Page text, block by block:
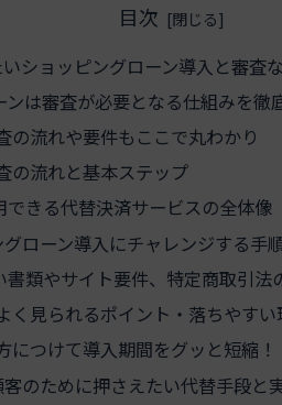
目次
ショッピングローン導入と審査
ンは審査が必要となる仕組みを徹
の流れや要件もここで丸わかり
の流れと基本ステップ
できる代替決済サービスの全体像
ローン導入にチャレンジする手
書類やサイト要件、特定商取引法
く見られるポイント・落ちやす
につけて導入期間をグッと短縮！
のために押さえたい代替手段と